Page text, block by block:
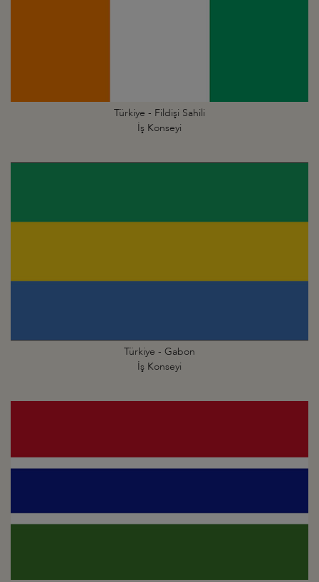
Türkiye - Fildişi Sahili
İş Konseyi
Türkiye - Gabon
İş Konseyi